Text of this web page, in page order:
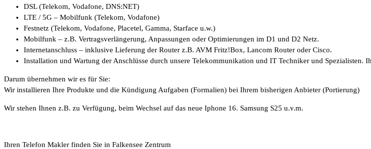
DSL (Telekom, Vodafone, DNS:NET)
LTE / 5G – Mobilfunk (Telekom, Vodafone)
Festnetz (Telekom, Vodafone, Placetel, Gamma, Starface u.w.)
Mobilfunk – z.B. Vertragsverlängerung, Anpassungen oder Optimierungen im D1 und D2 Netz.
Internetanschluss – inklusive Lieferung der Router z.B. AVM Fritz!Box, Lancom Router oder Cisco.
Installation und Wartung der Anschlüsse durch unsere Telekommunikation und IT Techniker und Spezialisten.
Darum übernehmen wir es für Sie:
Wir installieren Ihre Produkte und die Kündigung Aufgaben (Formalien) bei Ihrem bisherigen Anbieter (Portierung)
Wir stehen Ihnen z.B. zu Verfügung, beim Wechsel auf das neue Iphone 16. Samsung S25 u.v.m.
Ihren Telefon Makler finden Sie in Falkensee Zentrum